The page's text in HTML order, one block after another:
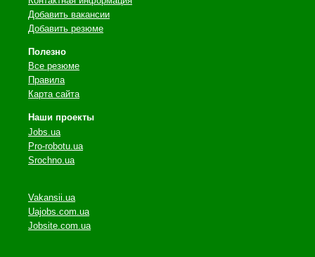
Добавить вакансии
Добавить резюме
Полезно
Все резюме
Правила
Карта сайта
Наши проекты
Jobs.ua
Pro-robotu.ua
Srochno.ua
Vakansii.ua
Uajobs.com.ua
Jobsite.com.ua